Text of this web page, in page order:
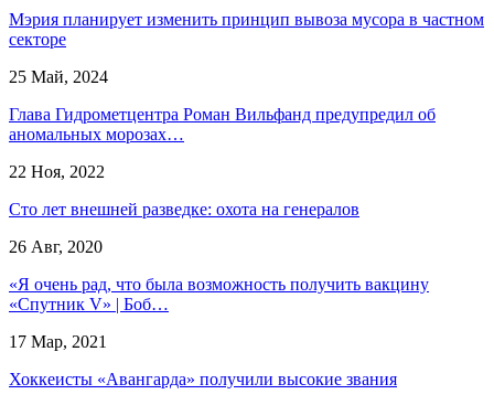
Мэрия планирует изменить принцип вывоза мусора в частном
секторе
25 Май, 2024
Глава Гидрометцентра Роман Вильфанд предупредил об
аномальных морозах…
22 Ноя, 2022
Сто лет внешней разведке: охота на генералов
26 Авг, 2020
«Я очень рад, что была возможность получить вакцину
«Спутник V» | Боб…
17 Мар, 2021
Хоккеисты «Авангарда» получили высокие звания